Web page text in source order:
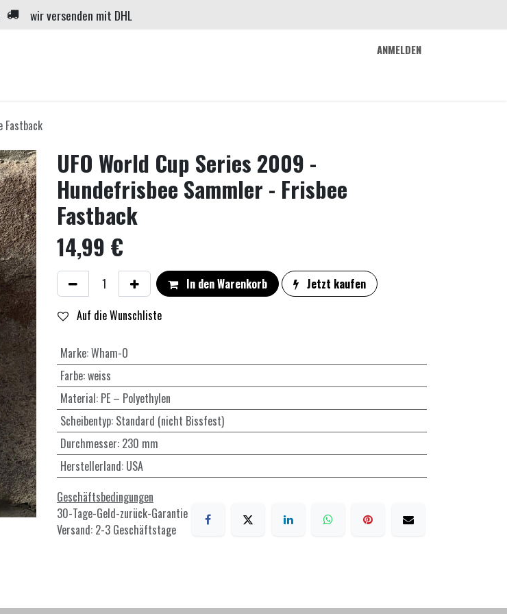
wir versenden mit DHL
ANMELDEN
Fastback
UFO World Cup Series 2009 -
Hundefrisbee Sammler - Frisbee
Fastback
14,99 €
In den Warenkorb
Jetzt kaufen
Auf die Wunschliste
Marke:Wham-O
Farbe:weiss
Material: PE – Polyethylen
Scheibentyp: Standard (nicht Bissfest)
Durchmesser: 230 mm
Herstellerland: USA
Geschäftsbedingungen
30-Tage-Geld-zurück-Garantie
Versand: 2-3 Geschäftstage